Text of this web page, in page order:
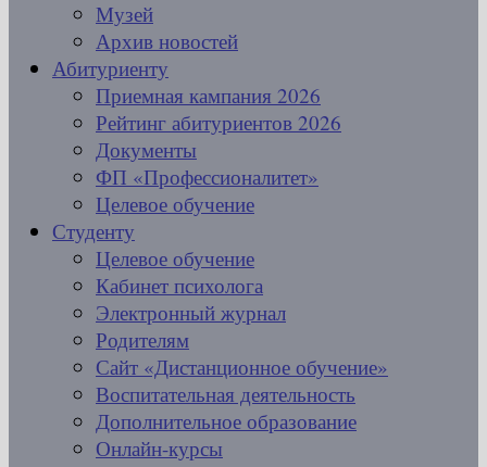
Музей
Архив новостей
Абитуриенту
Приемная кампания 2026
Рейтинг абитуриентов 2026
Документы
ФП «Профессионалитет»
Целевое обучение
Студенту
Целевое обучение
Кабинет психолога
Электронный журнал
Родителям
Сайт «Дистанционное обучение»
Воспитательная деятельность
Дополнительное образование
Онлайн-курсы